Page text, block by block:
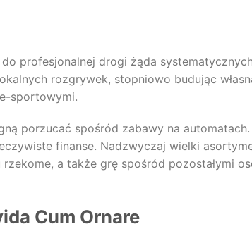
profesjonalnej drogi żąda
rozgrywek, stopniowo budując
sportowymi.
porzucać spośród zabawy na automatach.
finanse. Nadzwyczaj wielki
a także grę spośród pozostałymi
Cum Ornare